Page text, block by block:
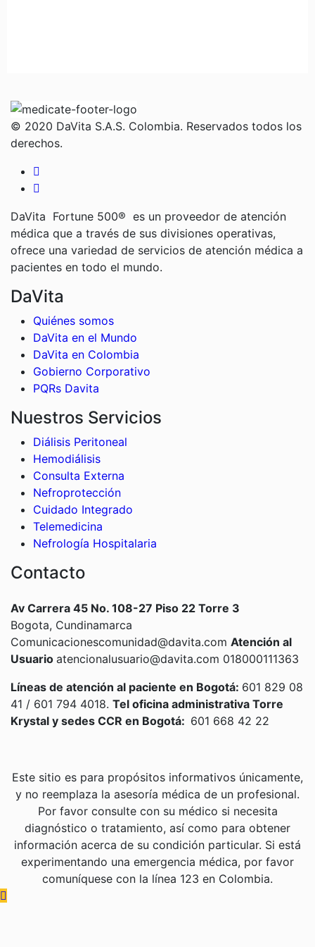
© 2020 DaVita S.A.S. Colombia. Reservados todos los
derechos.
DaVita Fortune 500® es un proveedor de atención
médica que a través de sus divisiones operativas,
ofrece una variedad de servicios de atención médica a
pacientes en todo el mundo.
DaVita
Quiénes somos
DaVita en el Mundo
DaVita en Colombia
Gobierno Corporativo
PQRs Davita
Nuestros Servicios
Diálisis Peritoneal
Hemodiálisis
Consulta Externa
Nefroprotección
Cuidado Integrado
Telemedicina
Nefrología Hospitalaria
Contacto
Av Carrera 45 No. 108-27 Piso 22 Torre 3
Bogota, Cundinamarca
Comunicacionescomunidad@davita.com Atención al
Usuario atencionalusuario@davita.com 018000111363
Líneas de atención al paciente en Bogotá: 601 829 08
41 / 601 794 4018. Tel oficina administrativa Torre
Krystal y sedes CCR en Bogotá: 601 668 42 22
Este sitio es para propósitos informativos únicamente,
y no reemplaza la asesoría médica de un profesional.
Por favor consulte con su médico si necesita
diagnóstico o tratamiento, así como para obtener
información acerca de su condición particular. Si está
experimentando una emergencia médica, por favor
comuníquese con la línea 123 en Colombia.